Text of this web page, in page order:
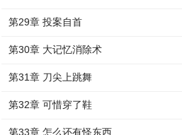
第29章 投案自首
第30章 大记忆消除术
第31章 刀尖上跳舞
第32章 可惜穿了鞋
第33章 怎么还有怪东西